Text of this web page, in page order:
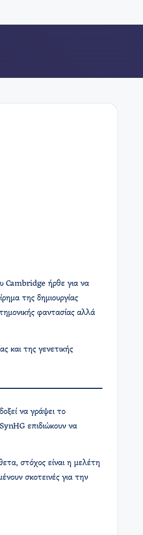
Cambridge ήρθε για να
της δημιουργίας
φαντασίας αλλά
και της γενετικής
να γράψει το
επιδιώκουν να
στόχος είναι η μελέτη
σκοτεινές για την